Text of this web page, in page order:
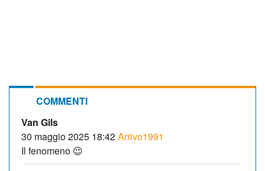
COMMENTI
Van Gils
30 maggio 2025 18:42Arrivo1991
Il fenomeno 😉